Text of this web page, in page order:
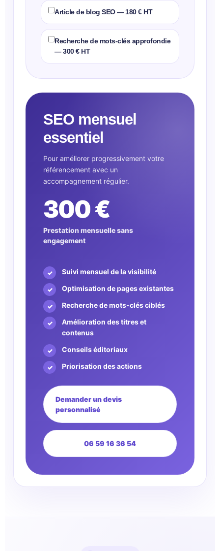
Article de blog SEO — 180 € HT
Recherche de mots-clés approfondie
— 300 € HT
SEO mensuel
essentiel
Pour améliorer progressivement votre
référencement avec un
accompagnement régulier.
300 €
Prestation mensuelle sans
engagement
Suivi mensuel de la visibilité
Optimisation de pages existantes
Recherche de mots-clés ciblés
Amélioration des titres et
contenus
Conseils éditoriaux
Priorisation des actions
Demander un devis
personnalisé
06 59 16 36 54